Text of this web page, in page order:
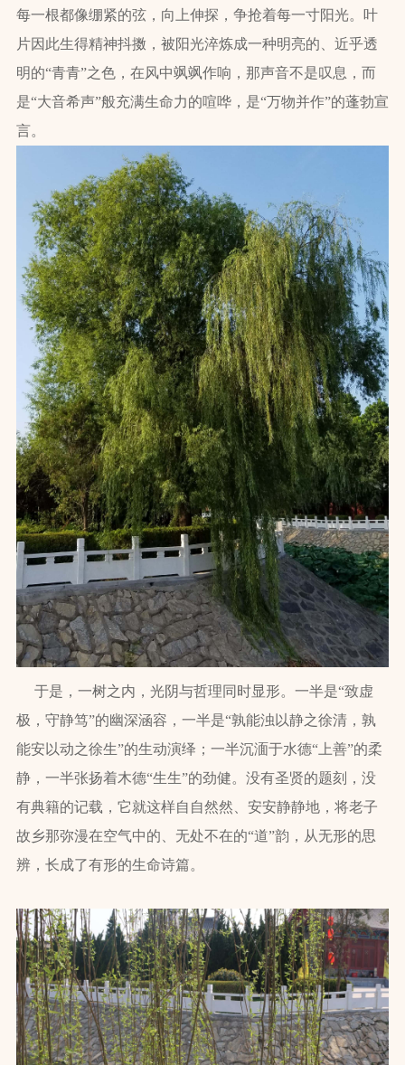
每一根都像绷紧的弦，向上伸探，争抢着每一寸阳光。叶
片因此生得精神抖擞，被阳光淬炼成一种明亮的、近乎透
明的“青青”之色，在风中飒飒作响，那声音不是叹息，而
是“大音希声”般充满生命力的喧哗，是“万物并作”的蓬勃宣
言。
于是，一树之内，光阴与哲理同时显形。一半是“致虚
极，守静笃”的幽深涵容，一半是“孰能浊以静之徐清，孰
能安以动之徐生”的生动演绎；一半沉湎于水德“上善”的柔
静，一半张扬着木德“生生”的劲健。没有圣贤的题刻，没
有典籍的记载，它就这样自自然然、安安静静地，将老子
故乡那弥漫在空气中的、无处不在的“道”韵，从无形的思
辨，长成了有形的生命诗篇。